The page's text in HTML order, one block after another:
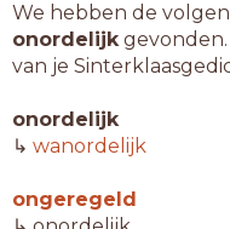
We hebben de
onordelijkgevonden.
van je
onordelijk
↳ wanordelijk
ongeregeld